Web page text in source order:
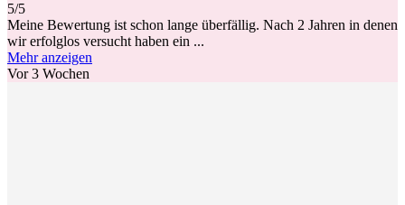
5/5
Meine Bewertung ist schon lange überfällig. Nach 2 Jahren in denen
wir erfolglos versucht haben ein ...
Mehr anzeigen
Vor 3 Wochen